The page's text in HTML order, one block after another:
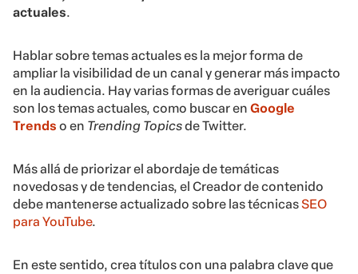
actuales.
Hablar sobre temas actuales es la mejor forma de
ampliar la visibilidad de un canal y generar más impacto
en la audiencia. Hay varias formas de averiguar cuáles
son los temas actuales, como buscar en Google
Trends o en Trending Topicsde Twitter.
Más allá de priorizar el abordaje de temáticas
novedosas y de tendencias, el Creador de contenido
debe mantenerse actualizado sobre las técnicasSEO
para YouTube.
En este sentido, crea títulos con una palabra clave que